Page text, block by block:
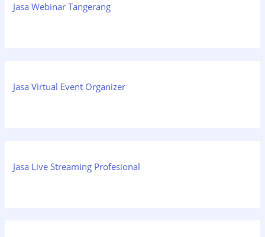
Jasa Webinar Tangerang
Jasa Virtual Event Organizer
Jasa Live Streaming Profesional